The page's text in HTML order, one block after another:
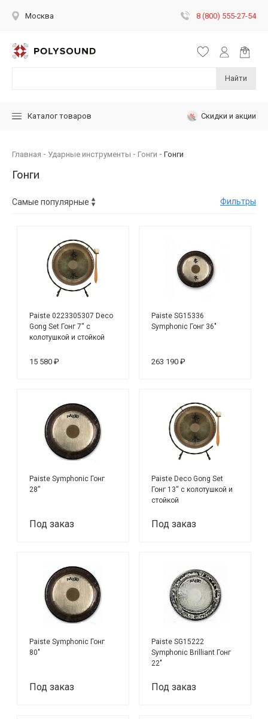
Москва 8 (800) 555-27-54
Найти
Каталог товаров Скидки и акции
Главная Ударные инструменты Гонги Гонги
Гонги
Фильтры
Paiste 0223305307 Deco
Gong Set Гонг 7'' с
колотушкой и стойкой
15 580 ₽
Paiste SG15336
Symphonic Гонг 36"
263 190 ₽
Paiste Symphonic Гонг
28”
Под заказ
Paiste Deco Gong Set
Гонг 13'' с колотушкой и
стойкой
Под заказ
Paiste Symphonic Гонг
80"
Под заказ
Paiste SG15222
Symphonic Brilliant Гонг
22"
Под заказ